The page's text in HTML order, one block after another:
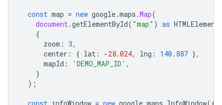
const map = new google.maps .Map(
document.getElementById( "map" ) as HTMLElement
{
zoom : 3,
center : { lat : -28.024, lng : 140.887 },
mapId : 'DEMO_MAP_ID' ,
}
);